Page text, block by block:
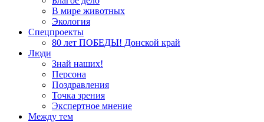
В мире животных
Экология
Спецпроекты
80 лет ПОБЕДЫ! Донской край
Люди
Знай наших!
Персона
Поздравления
Точка зрения
Экспертное мнение
Между тем